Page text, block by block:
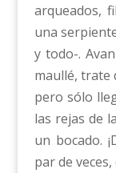
arqueados,
una
y todo-.
maullé, trate
pero sólo
las rejas de
un bocado.
par de